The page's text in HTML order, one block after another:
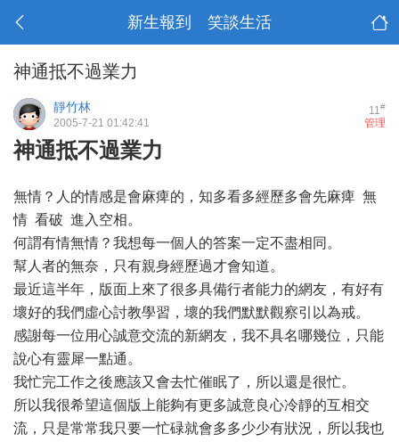
新生報到 笑談生活
神通抵不過業力
11#
靜竹林
管理
2005-7-21 01:42:41
神通抵不過業力
無情？人的情感是會麻痺的，知多看多經歷多會先麻痺 無
情 看破 進入空相。
何謂有情無情？我想每一個人的答案一定不盡相同。
幫人者的無奈，只有親身經歷過才會知道。
最近這半年，版面上來了很多具備行者能力的網友，有好有
壞好的我們虛心討教學習，壞的我們默默觀察引以為戒。
感謝每一位用心誠意交流的新網友，我不具名哪幾位，只能
說心有靈犀一點通。
我忙完工作之後應該又會去忙催眠了，所以還是很忙。
所以我很希望這個版上能夠有更多誠意良心冷靜的互相交
流，只是常常我只要一忙碌就會多多少少有狀況，所以我也